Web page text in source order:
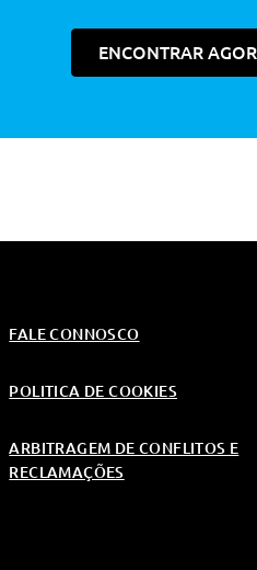
ENCONTRAR
FALE CONNOSCO
POLITICA DE COOKIES
ARBITRAGEM DE CONFLITOS E
RECLAMAÇÕES